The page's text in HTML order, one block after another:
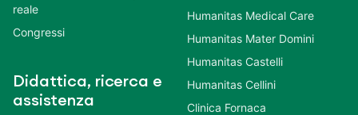
reale
Congressi
Didattica, ricerca e
assistenza
Humanitas Medical Care
Humanitas Mater Domini
Humanitas Castelli
Humanitas Cellini
Clinica Fornaca